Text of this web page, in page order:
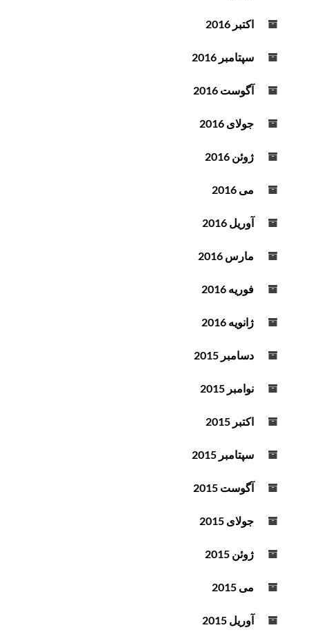
اکتبر 2016
سپتامبر 2016
آگوست 2016
جولای 2016
ژوئن 2016
می 2016
آوریل 2016
مارس 2016
فوریه 2016
ژانویه 2016
دسامبر 2015
نوامبر 2015
اکتبر 2015
سپتامبر 2015
آگوست 2015
جولای 2015
ژوئن 2015
می 2015
آوریل 2015